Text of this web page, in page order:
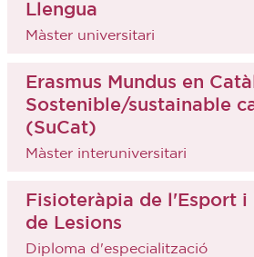
Llengua
Màster universitari
Erasmus Mundus en
Sostenible/sustainable
(SuCat)
Màster interuniversitari
Fisioteràpia de l'Esport i
de Lesions
Diploma d'especialització